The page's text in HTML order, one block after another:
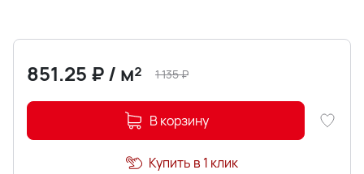
851.25 ₽/ м² 1 135₽
В корзину
Купить в 1 клик